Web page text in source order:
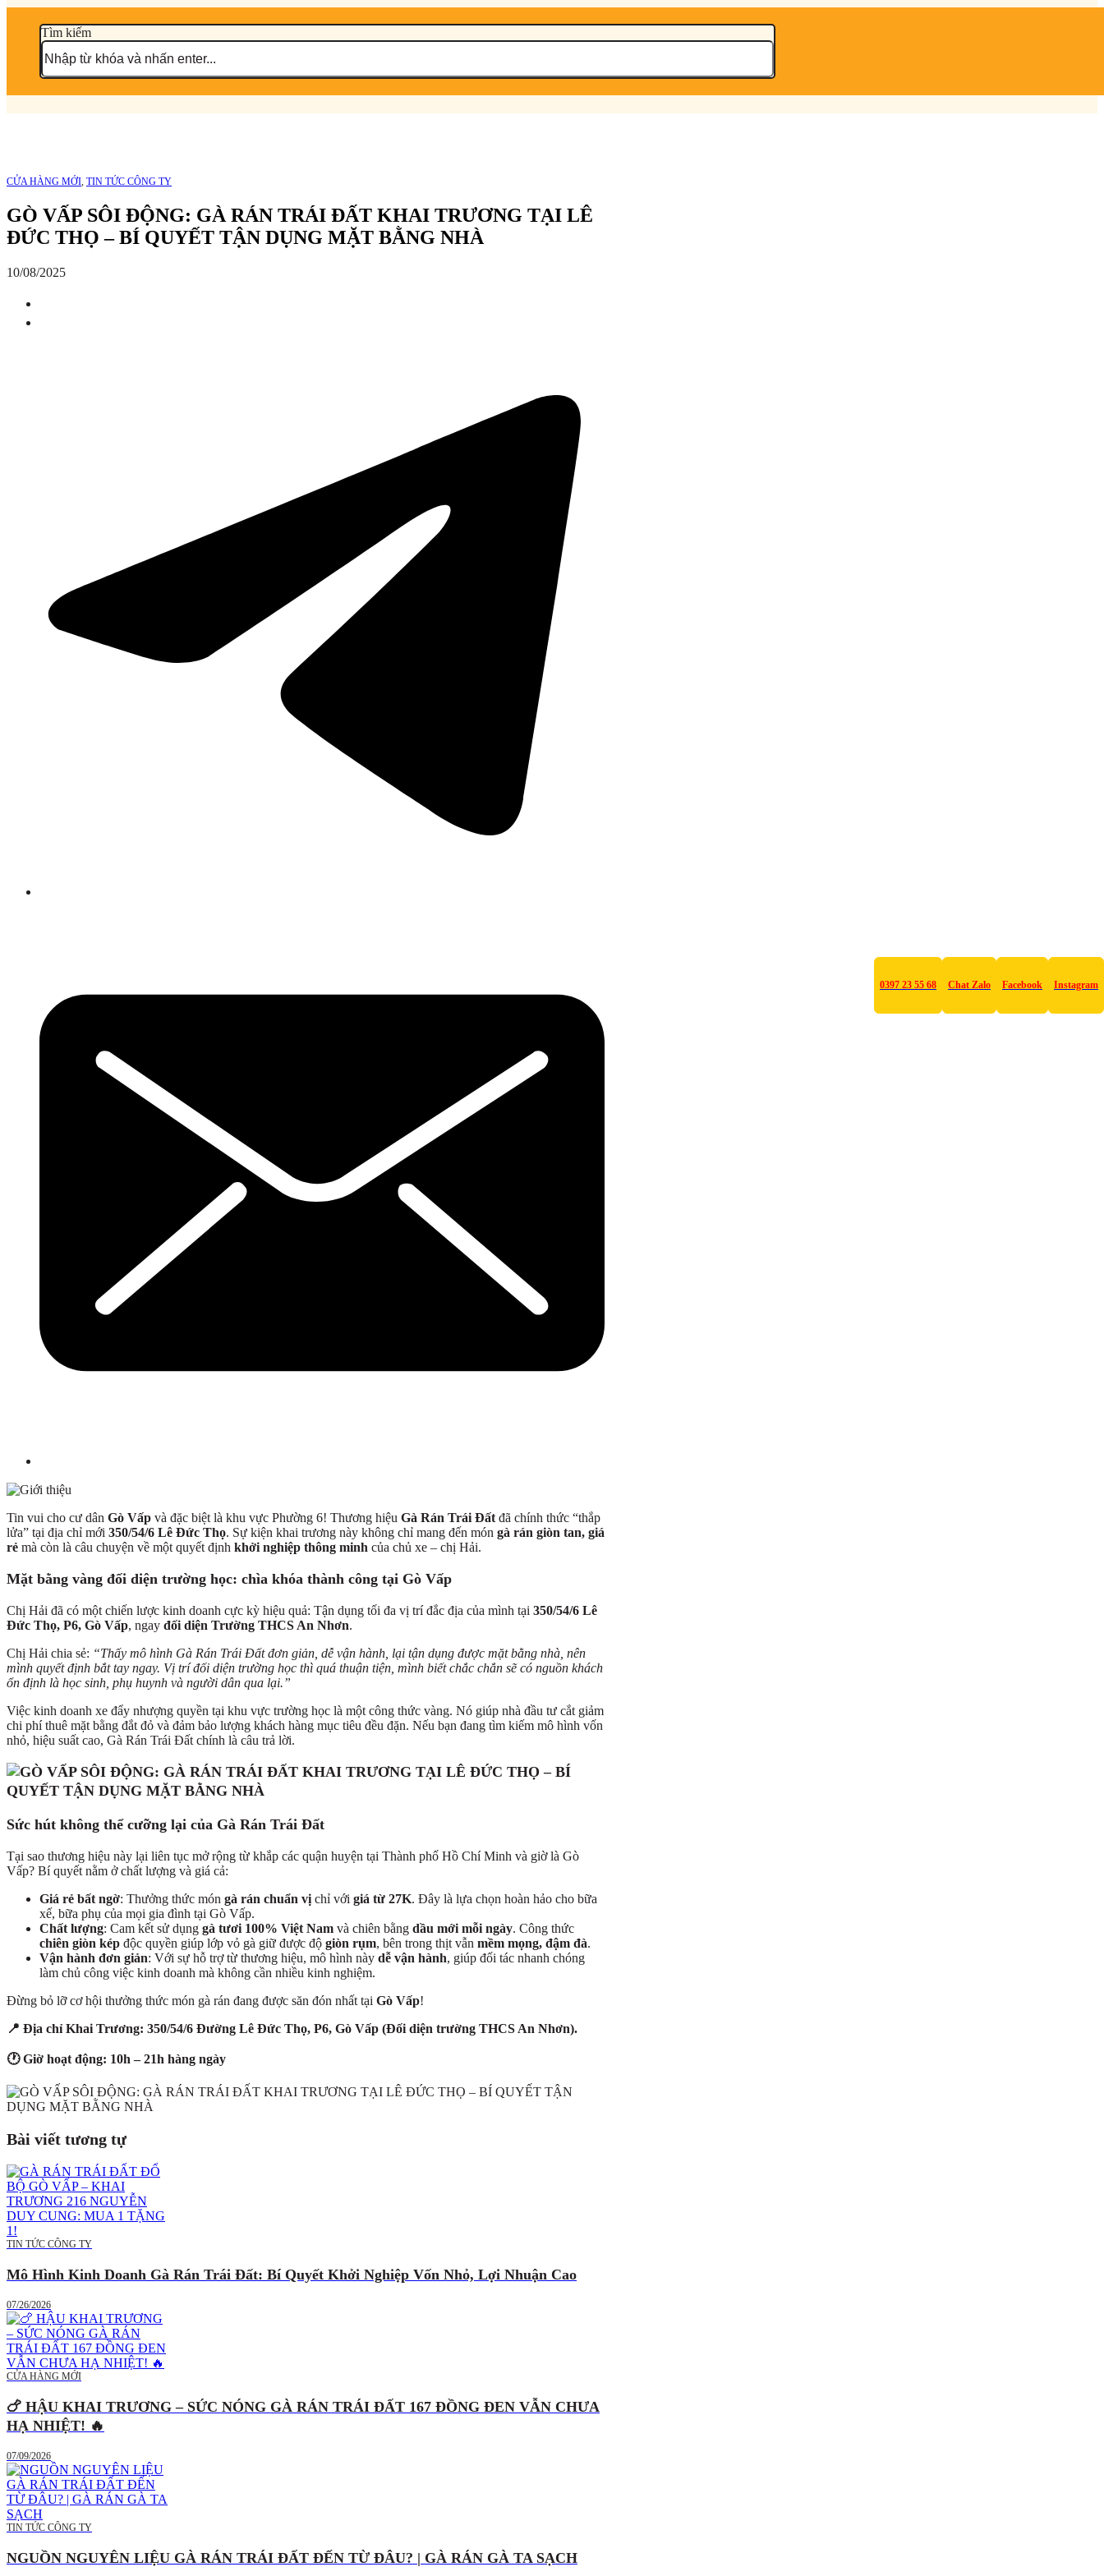
Tìm kiếm
CỬA HÀNG MỚI, TIN TỨC CÔNG TY
GÒ VẤP SÔI ĐỘNG: GÀ RÁN TRÁI ĐẤT KHAI TRƯƠNG TẠI LÊ
ĐỨC THỌ – BÍ QUYẾT TẬN DỤNG MẶT BẰNG NHÀ
10/08/2025
Tin vui cho cư dân Gò Vấp và đặc biệt là khu vực Phường 6! Thương hiệu Gà Rán Trái Đất đã chính thức “thắp
lửa” tại địa chỉ mới 350/54/6 Lê Đức Thọ. Sự kiện khai trương này không chỉ mang đến món gà rán giòn tan, giá
rẻ mà còn là câu chuyện về một quyết định khởi nghiệp thông minh của chủ xe – chị Hải.
Mặt bằng vàng đối diện trường học: chìa khóa thành công tại Gò Vấp
Chị Hải đã có một chiến lược kinh doanh cực kỳ hiệu quả: Tận dụng tối đa vị trí đắc địa của mình tại 350/54/6 Lê
Đức Thọ, P6, Gò Vấp, ngay đối diện Trường THCS An Nhơn.
Chị Hải chia sẻ: “Thấy mô hình Gà Rán Trái Đấtđơn giản, dễ vận hành, lại tận dụng được mặt bằng nhà , nên
mình quyết định bắt tay ngay. Vị tríđối diện trường học thì quá thuận tiện , mình biết chắc chắn sẽ có nguồn khách
ổn định là học sinh, phụ huynh và người dân qua lại.”
Việc kinh doanh xe đẩy nhượng quyền tại khu vực trường học là một công thức vàng. Nó giúp nhà đầu tư cắt giảm
chi phí thuê mặt bằng đắt đỏ và đảm bảo lượng khách hàng mục tiêu đều đặn. Nếu bạn đang tìm kiếm mô hình vốn
nhỏ, hiệu suất cao, Gà Rán Trái Đất chính là câu trả lời.
Sức hút không thể cưỡng lại của Gà Rán Trái Đất
Tại sao thương hiệu này lại liên tục mở rộng từ khắp các quận huyện tại Thành phố Hồ Chí Minh và giờ là Gò
Vấp? Bí quyết nằm ở chất lượng và giá cả:
Giá rẻ bất ngờ: Thưởng thức món gà rán chuẩn vị chỉ với giá từ 27K. Đây là lựa chọn hoàn hảo cho bữa
xế, bữa phụ của mọi gia đình tại Gò Vấp.
Chất lượng: Cam kết sử dụng gà tươi 100% Việt Nam và chiên bằng dầu mới mỗi ngày. Công thức
chiên giòn kép độc quyền giúp lớp vỏ gà giữ được độ giòn rụm, bên trong thịt vẫn mềm mọng, đậm đà.
Vận hành đơn giản: Với sự hỗ trợ từ thương hiệu, mô hình này dễ vận hành, giúp đối tác nhanh chóng
làm chủ công việc kinh doanh mà không cần nhiều kinh nghiệm.
Đừng bỏ lỡ cơ hội thưởng thức món gà rán đang được săn đón nhất tại Gò Vấp!
📍 Địa chỉ Khai Trương: 350/54/6 Đường Lê Đức Thọ, P6, Gò Vấp (Đối diện trường THCS An Nhơn).
🕐 Giờ hoạt động: 10h – 21h hàng ngày
Bài viết tương tự
TIN TỨC CÔNG TY
Mô Hình Kinh Doanh Gà Rán Trái Đất: Bí Quyết Khởi Nghiệp Vốn Nhỏ, Lợi Nhuận Cao
07/26/2026
CỬA HÀNG MỚI
🍗 HẬU KHAI TRƯƠNG – SỨC NÓNG GÀ RÁN TRÁI ĐẤT 167 ĐỒNG ĐEN VẪN CHƯA
HẠ NHIỆT! 🔥
07/09/2026
TIN TỨC CÔNG TY
NGUỒN NGUYÊN LIỆU GÀ RÁN TRÁI ĐẤT ĐẾN TỪ ĐÂU? | GÀ RÁN GÀ TA SẠCH
0397 23 55 68 Chat Zalo Facebook Instagram